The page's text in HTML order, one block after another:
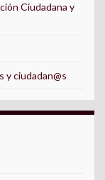
Ciudadana y
y ciudadan@s